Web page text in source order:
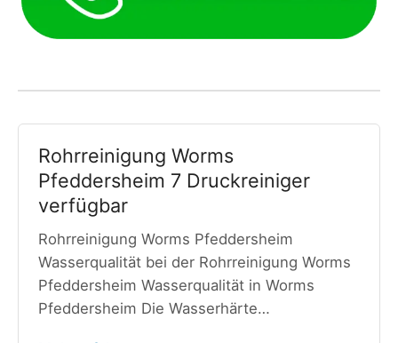
Rohrreinigung Worms
Pfeddersheim 7 Druckreiniger
verfügbar
Rohrreinigung Worms Pfeddersheim
Wasserqualität bei der Rohrreinigung Worms
Pfeddersheim Wasserqualität in Worms
Pfeddersheim Die Wasserhärte…